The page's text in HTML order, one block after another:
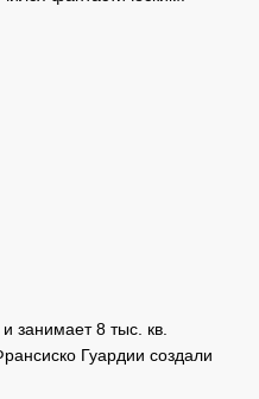
занимает 8 тыс. кв.
Гуардии создали